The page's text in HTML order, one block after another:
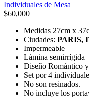
Individuales de Mesa
$60,000
Medidas 27cm x
Ciudades: PARIS,
Impermeable
Lámina semirrígida
Diseño Romántico
Set por 4
No son resinados.
No incluye los